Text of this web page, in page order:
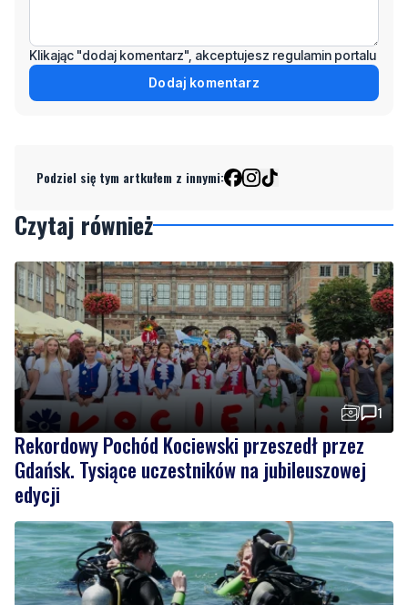
Klikając "dodaj komentarz", akceptujesz regulamin portalu
Dodaj komentarz
Podziel się tym artkułem z innymi:
Czytaj również
1
Rekordowy Pochód Kociewski przeszedł przez
Gdańsk. Tysiące uczestników na jubileuszowej
edycji